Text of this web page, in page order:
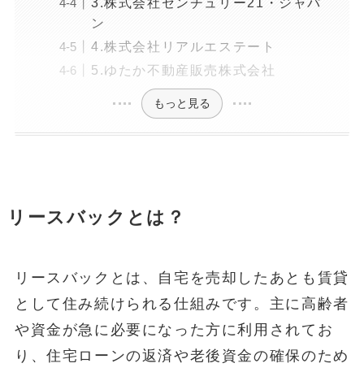
ン
4.株式会社リアルエステート
5.ゆたか不動産販売株式会社
もっと見る
リースバックとは？
リースバックとは、自宅を売却したあとも賃貸
として住み続けられる仕組みです。主に高齢者
や資金が急に必要になった方に利用されてお
り、住宅ローンの返済や老後資金の確保のため